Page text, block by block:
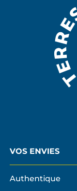
VOS ENVIES
Authentique